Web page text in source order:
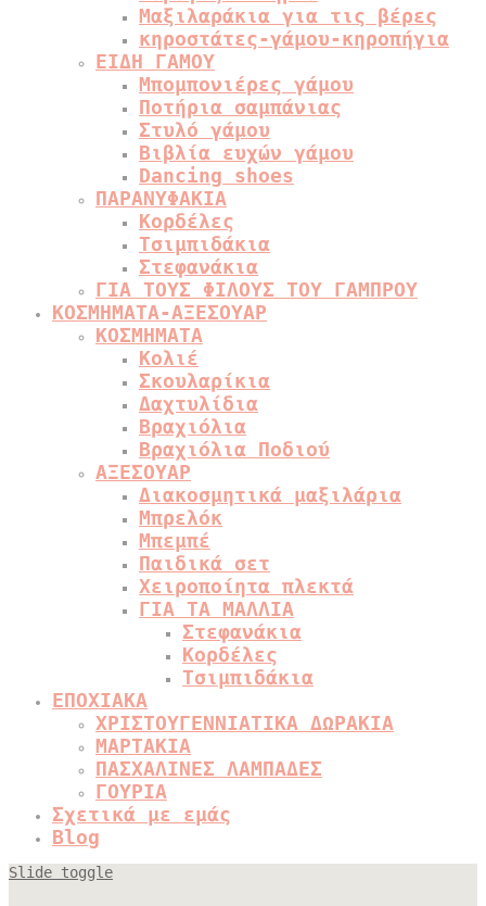
Μαξιλαράκια για τις βέρες
κηροστάτες-γάμου-κηροπήγια
ΕΙΔΗ ΓΑΜΟΥ
Μπομπονιέρες γάμου
Ποτήρια σαμπάνιας
Στυλό γάμου
Βιβλία ευχών γάμου
Dancing shoes
ΠΑΡΑΝΥΦΑΚΙΑ
Κορδέλες
Τσιμπιδάκια
Στεφανάκια
ΓΙΑ ΤΟΥΣ ΦΙΛΟΥΣ ΤΟΥ ΓΑΜΠΡΟΥ
ΚΟΣΜΗΜΑΤΑ-ΑΞΕΣΟΥΑΡ
ΚΟΣΜΗΜΑΤΑ
Κολιέ
Σκουλαρίκια
Δαχτυλίδια
Βραχιόλια
Βραχιόλια Ποδιού
ΑΞΕΣΟΥΑΡ
Διακοσμητικά μαξιλάρια
Μπρελόκ
Μπεμπέ
Παιδικά σετ
Χειροποίητα πλεκτά
ΓΙΑ ΤΑ ΜΑΛΛΙΑ
Στεφανάκια
Κορδέλες
Τσιμπιδάκια
ΕΠΟΧΙΑΚΑ
ΧΡΙΣΤΟΥΓΕΝΝΙΑΤΙΚΑ ΔΩΡΑΚΙΑ
ΜΑΡΤΑΚΙΑ
ΠΑΣΧΑΛΙΝΕΣ ΛΑΜΠΑΔΕΣ
ΓΟΥΡΙΑ
Σχετικά με εμάς
Blog
Slide toggle